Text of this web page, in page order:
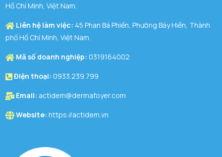
Hồ Chí Minh, Việt Nam.
Liên hệ làm việc: 45 Phan Bá Phiến, Phường Bảy Hiền, Thành
phố Hồ Chí Minh, Việt Nam.
Mã số doanh nghiệp: 0319164002
Điện thoại: 0933.239.799
Email: actidem@dermafoyer.com
Website: https://actidem.vn